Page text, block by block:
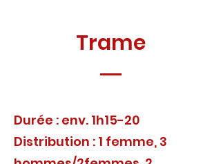
Trame
Durée : env. 1h15-20
Distribution : 1 femme, 3